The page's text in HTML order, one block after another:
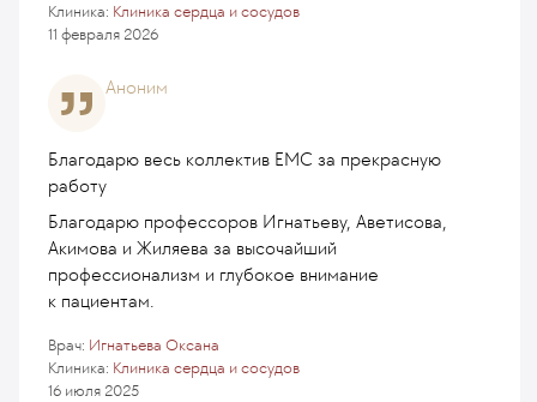
Клиника: Клиника сердца и сосудов
11 февраля 2026
Аноним
Благодарю весь коллектив ЕМС за прекрасную
работу
Благодарю профессоров Игнатьеву, Аветисова,
Акимова и Жиляева за высочайший
профессионализм и глубокое внимание
к пациентам.
Клиника: Клиника сердца и сосудов
Врач: Игнатьева Оксана
16 июля 2025